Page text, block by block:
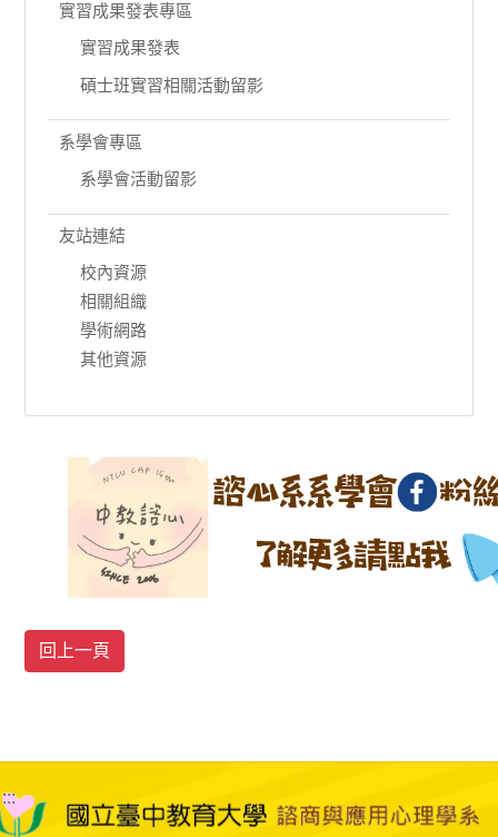
實習成果發表專區
實習成果發表
碩士班實習相關活動留影
系學會專區
系學會活動留影
友站連結
校內資源
相關組織
學術網路
其他資源
:::